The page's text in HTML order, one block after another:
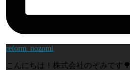
reform_nozomi
こんにちは！株式会社のぞみです🌳